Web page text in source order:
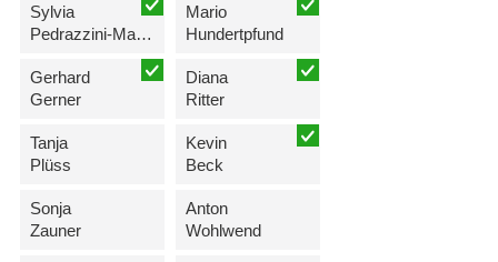
Sylvia
Pedrazzini-Maxfield
Gerhard
Gerner
Tanja
Plüss
Sonja
Zauner
Mario
Hundertpfund
Diana
Ritter
Kevin
Beck
Anton
Wohlwend